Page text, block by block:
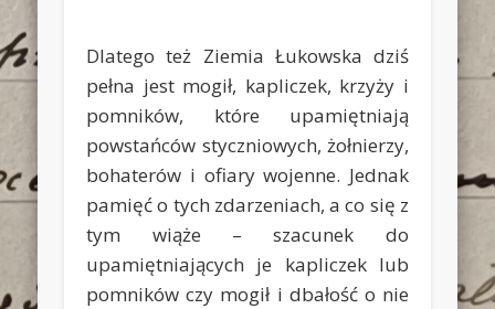
Dlatego też Ziemia Łukowska dziś
pełna jest mogił, kapliczek, krzyży i
pomników, które upamiętniają
powstańców styczniowych, żołnierzy,
bohaterów i ofiary wojenne. Jednak
pamięć o tych zdarzeniach, a co się z
tym wiąże – szacunek do
upamiętniających je kapliczek lub
pomników czy mogił i dbałość o nie